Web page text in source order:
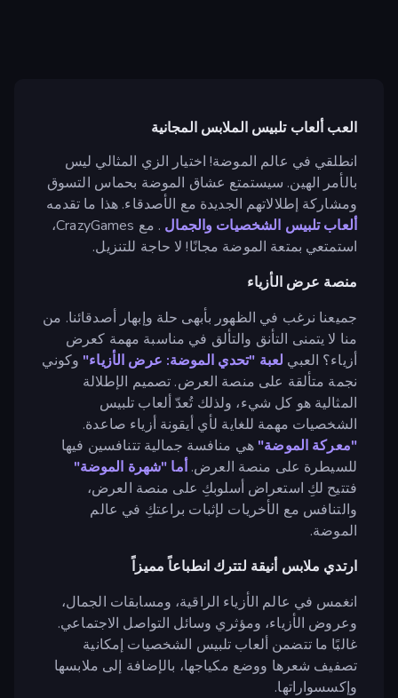
العب ألعاب تلبيس الملابس المجانية
انطلقي في عالم الموضة! اختيار الزي المثالي ليس
بالأمر الهين. سيستمتع عشاق الموضة بحماس التسوق
ومشاركة إطلالاتهم الجديدة مع الأصدقاء. هذا ما تقدمه
ألعاب تلبيس الشخصيات والجمال
. مع CrazyGames،
استمتعي بمتعة الموضة مجانًا! لا حاجة للتنزيل.
منصة عرض الأزياء
جميعنا نرغب في الظهور بأبهى حلة وإبهار أصدقائنا. من
منا لا يتمنى التأنق والتألق في مناسبة مهمة كعرض
أزياء؟ العبي لعبة "تحدي الموضة: عرض الأزياء" وكوني
نجمة متألقة على منصة العرض. تصميم الإطلالة
المثالية هو كل شيء، ولذلك تُعدّ ألعاب تلبيس
الشخصيات مهمة للغاية لأي أيقونة أزياء صاعدة.
"معركة الموضة" هي منافسة جمالية تتنافسين فيها
للسيطرة على منصة العرض.أما "شهرة الموضة"
فتتيح لكِ استعراض أسلوبكِ على منصة العرض،
والتنافس مع الأخريات لإثبات براعتكِ في عالم
الموضة.
ارتدي ملابس أنيقة لتترك انطباعاً مميزاً
انغمس في عالم الأزياء الراقية، ومسابقات الجمال،
وعروض الأزياء، ومؤثري وسائل التواصل الاجتماعي.
غالبًا ما تتضمن ألعاب تلبيس الشخصيات إمكانية
تصفيف شعرها ووضع مكياجها، بالإضافة إلى ملابسها
وإكسسواراتها.